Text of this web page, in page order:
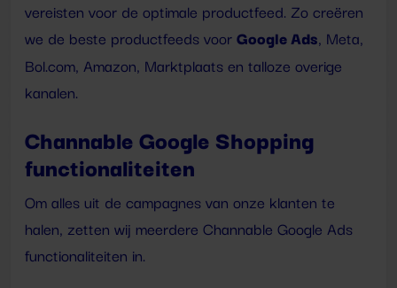
vereisten voor de optimale productfeed. Zo creëren
we de beste productfeeds voor Google Ads, Meta,
Bol.com, Amazon, Marktplaats en talloze overige
kanalen.
Channable Google Shopping
functionaliteiten
Om alles uit de campagnes van onze klanten te
halen, zetten wij meerdere Channable Google Ads
functionaliteiten in.